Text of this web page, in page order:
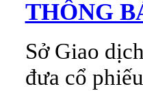
THÔNG
Sở Giao
đưa cổ